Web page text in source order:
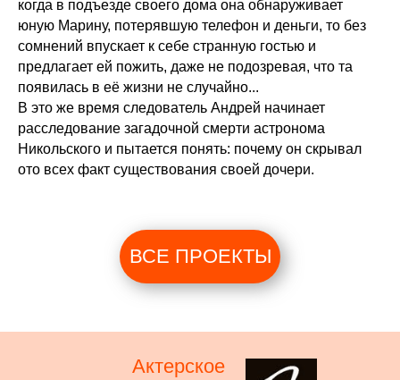
когда в подъезде своего дома она обнаруживает
юную Марину, потерявшую телефон и деньги, то без
сомнений впускает к себе странную гостью и
предлагает ей пожить, даже не подозревая, что та
появилась в её жизни не случайно...
В это же время следователь Андрей начинает
расследование загадочной смерти астронома
Никольского и пытается понять: почему он скрывал
ото всех факт существования своей дочери.
ВСЕ ПРОЕКТЫ
Актерское